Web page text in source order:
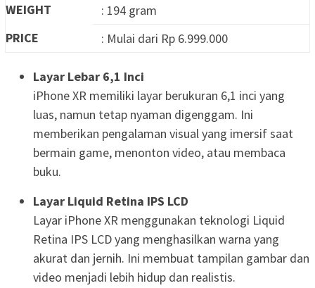
WEIGHT
: 194 gram
PRICE
: Mulai dari Rp 6.999.000
Layar Lebar 6,1 Inci
iPhone XR memiliki layar berukuran 6,1 inci yang
luas, namun tetap nyaman digenggam. Ini
memberikan pengalaman visual yang imersif saat
bermain game, menonton video, atau membaca
buku.
Layar Liquid Retina IPS LCD
Layar iPhone XR menggunakan teknologi Liquid
Retina IPS LCD yang menghasilkan warna yang
akurat dan jernih. Ini membuat tampilan gambar dan
video menjadi lebih hidup dan realistis.